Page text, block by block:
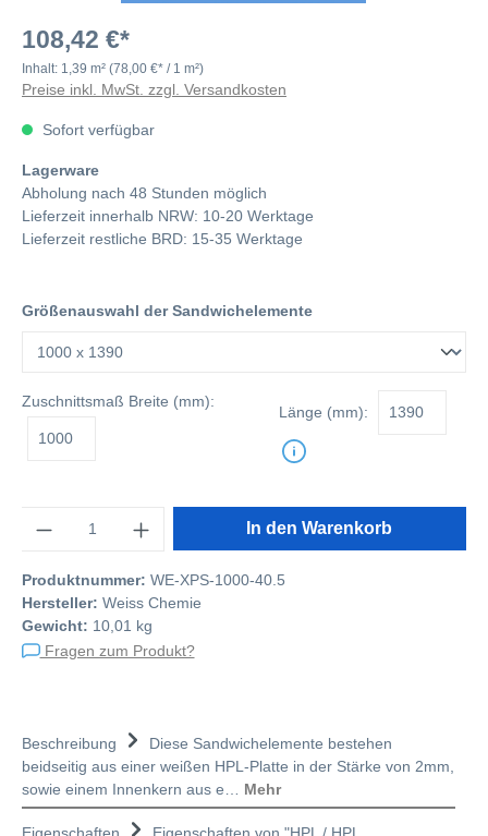
108,42 €*
Inhalt: 1,39 m² (78,00 €* / 1 m²)
Preise inkl. MwSt. zzgl. Versandkosten
Sofort verfügbar
Lagerware
Abholung nach 48 Stunden möglich
Lieferzeit innerhalb NRW: 10-20 Werktage
Lieferzeit restliche BRD: 15-35 Werktage
Größenauswahl der Sandwichelemente
Zuschnittsmaß Breite (mm):
Länge (mm):
In den Warenkorb
Produktnummer: WE-XPS-1000-40.5
Hersteller: Weiss Chemie
Gewicht: 10,01 kg
Fragen zum Produkt?
Beschreibung
Diese Sandwichelemente bestehen
beidseitig aus einer weißen HPL-Platte in der Stärke von 2mm,
sowie einem Innenkern aus e… Mehr
Eigenschaften Eigenschaften von "HPL / HPL